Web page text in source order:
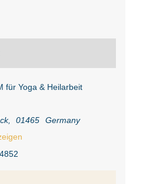
für Yoga & Heilarbeit
, 01465
Germany